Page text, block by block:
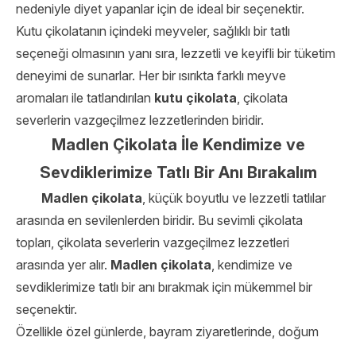
nedeniyle diyet yapanlar için de ideal bir seçenektir.
Kutu çikolatanın içindeki meyveler, sağlıklı bir tatlı
seçeneği olmasının yanı sıra, lezzetli ve keyifli bir tüketim
deneyimi de sunarlar. Her bir ısırıkta farklı meyve
aromaları ile tatlandırılan kutu çikolata, çikolata
severlerin vazgeçilmez lezzetlerinden biridir.
Madlen Çikolata İle Kendimize ve
Sevdiklerimize Tatlı Bir Anı Bırakalım
Madlen çikolata, küçük boyutlu ve lezzetli tatlılar
arasında en sevilenlerden biridir. Bu sevimli çikolata
topları, çikolata severlerin vazgeçilmez lezzetleri
arasında yer alır. Madlen çikolata, kendimize ve
sevdiklerimize tatlı bir anı bırakmak için mükemmel bir
seçenektir.
Özellikle özel günlerde, bayram ziyaretlerinde, doğum